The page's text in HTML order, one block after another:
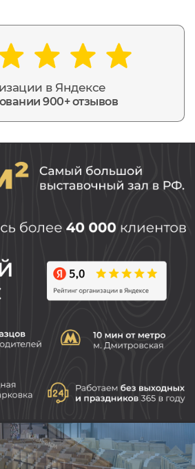
в Яндексе
900+ отзывов